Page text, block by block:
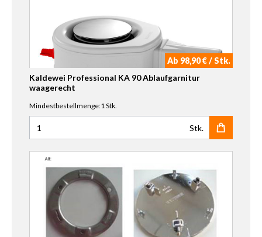
Ab 98,90 € / Stk.
Kaldewei Professional KA 90 Ablaufgarnitur
waagerecht
Mindestbestellmenge:1 Stk.
Anzahl für Kaldewei Professional KA 90 Ablaufgarnitur
Stk.